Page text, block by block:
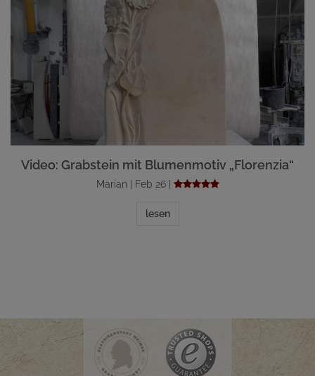
Video: Grabstein mit Blumenmotiv „Florenzia“
Marian | Feb 26 |
lesen